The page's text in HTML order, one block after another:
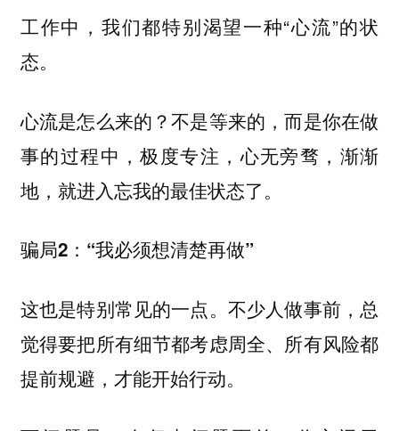
工作中，我们都特别渴望一种“心流”的状
态。
心流是怎么来的？不是等来的，而是你在做
事的过程中，极度专注，心无旁骛，渐渐
地，就进入忘我的最佳状态了。
骗局2：“我必须想清楚再做”
这也是特别常见的一点。不少人做事前，总
觉得要把所有细节都考虑周全、所有风险都
提前规避，才能开始行动。